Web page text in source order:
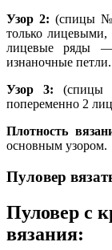
Узор 2: (спицы №
только
лицевые ряды
изнаночные петли.
Узор 3: (спицы
попеременно 2
Плотность
основным узором.
Пуловер
Пуловер с
вязания: